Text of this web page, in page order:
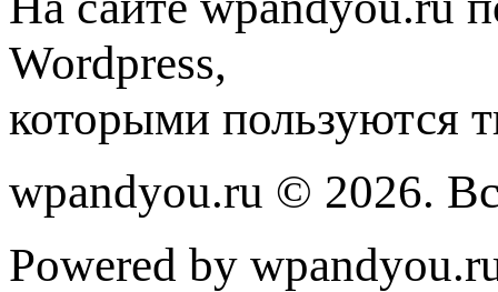
Wordpress,
которыми пользуются
wpandyou.ru © 2026.
Powered by